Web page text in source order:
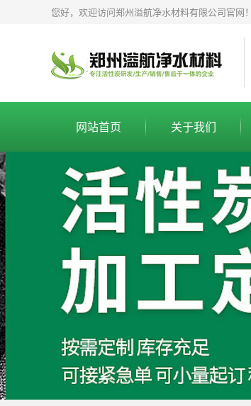
您好，欢迎访问郑州溢航净水材料有限公司官网！
网站首页 关于我们